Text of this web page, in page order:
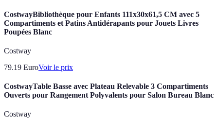
CostwayBibliothèque pour Enfants 111x30x61,5 CM avec 5
Compartiments et Patins Antidérapants pour Jouets Livres
Poupées Blanc
Costway
79.19 EuroVoir le prix
CostwayTable Basse avec Plateau Relevable 3 Compartiments
Ouverts pour Rangement Polyvalents pour Salon Bureau Blanc
Costway